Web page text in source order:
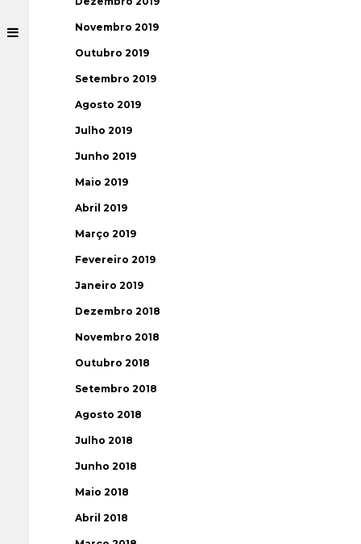
Novembro 2019
Outubro 2019
Setembro 2019
Agosto 2019
Julho 2019
Junho 2019
Maio 2019
Abril 2019
Março 2019
Fevereiro 2019
Janeiro 2019
Dezembro 2018
Novembro 2018
Outubro 2018
Setembro 2018
Agosto 2018
Julho 2018
Junho 2018
Maio 2018
Abril 2018